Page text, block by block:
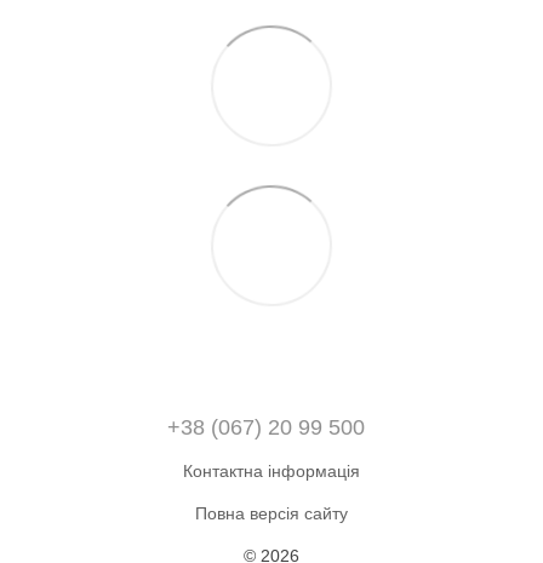
+38 (067) 20 99 500
Контактна інформація
Повна версія сайту
© 2026